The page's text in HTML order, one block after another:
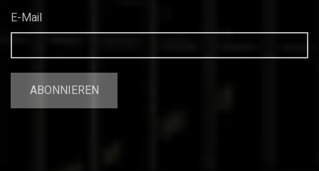
E-Mail